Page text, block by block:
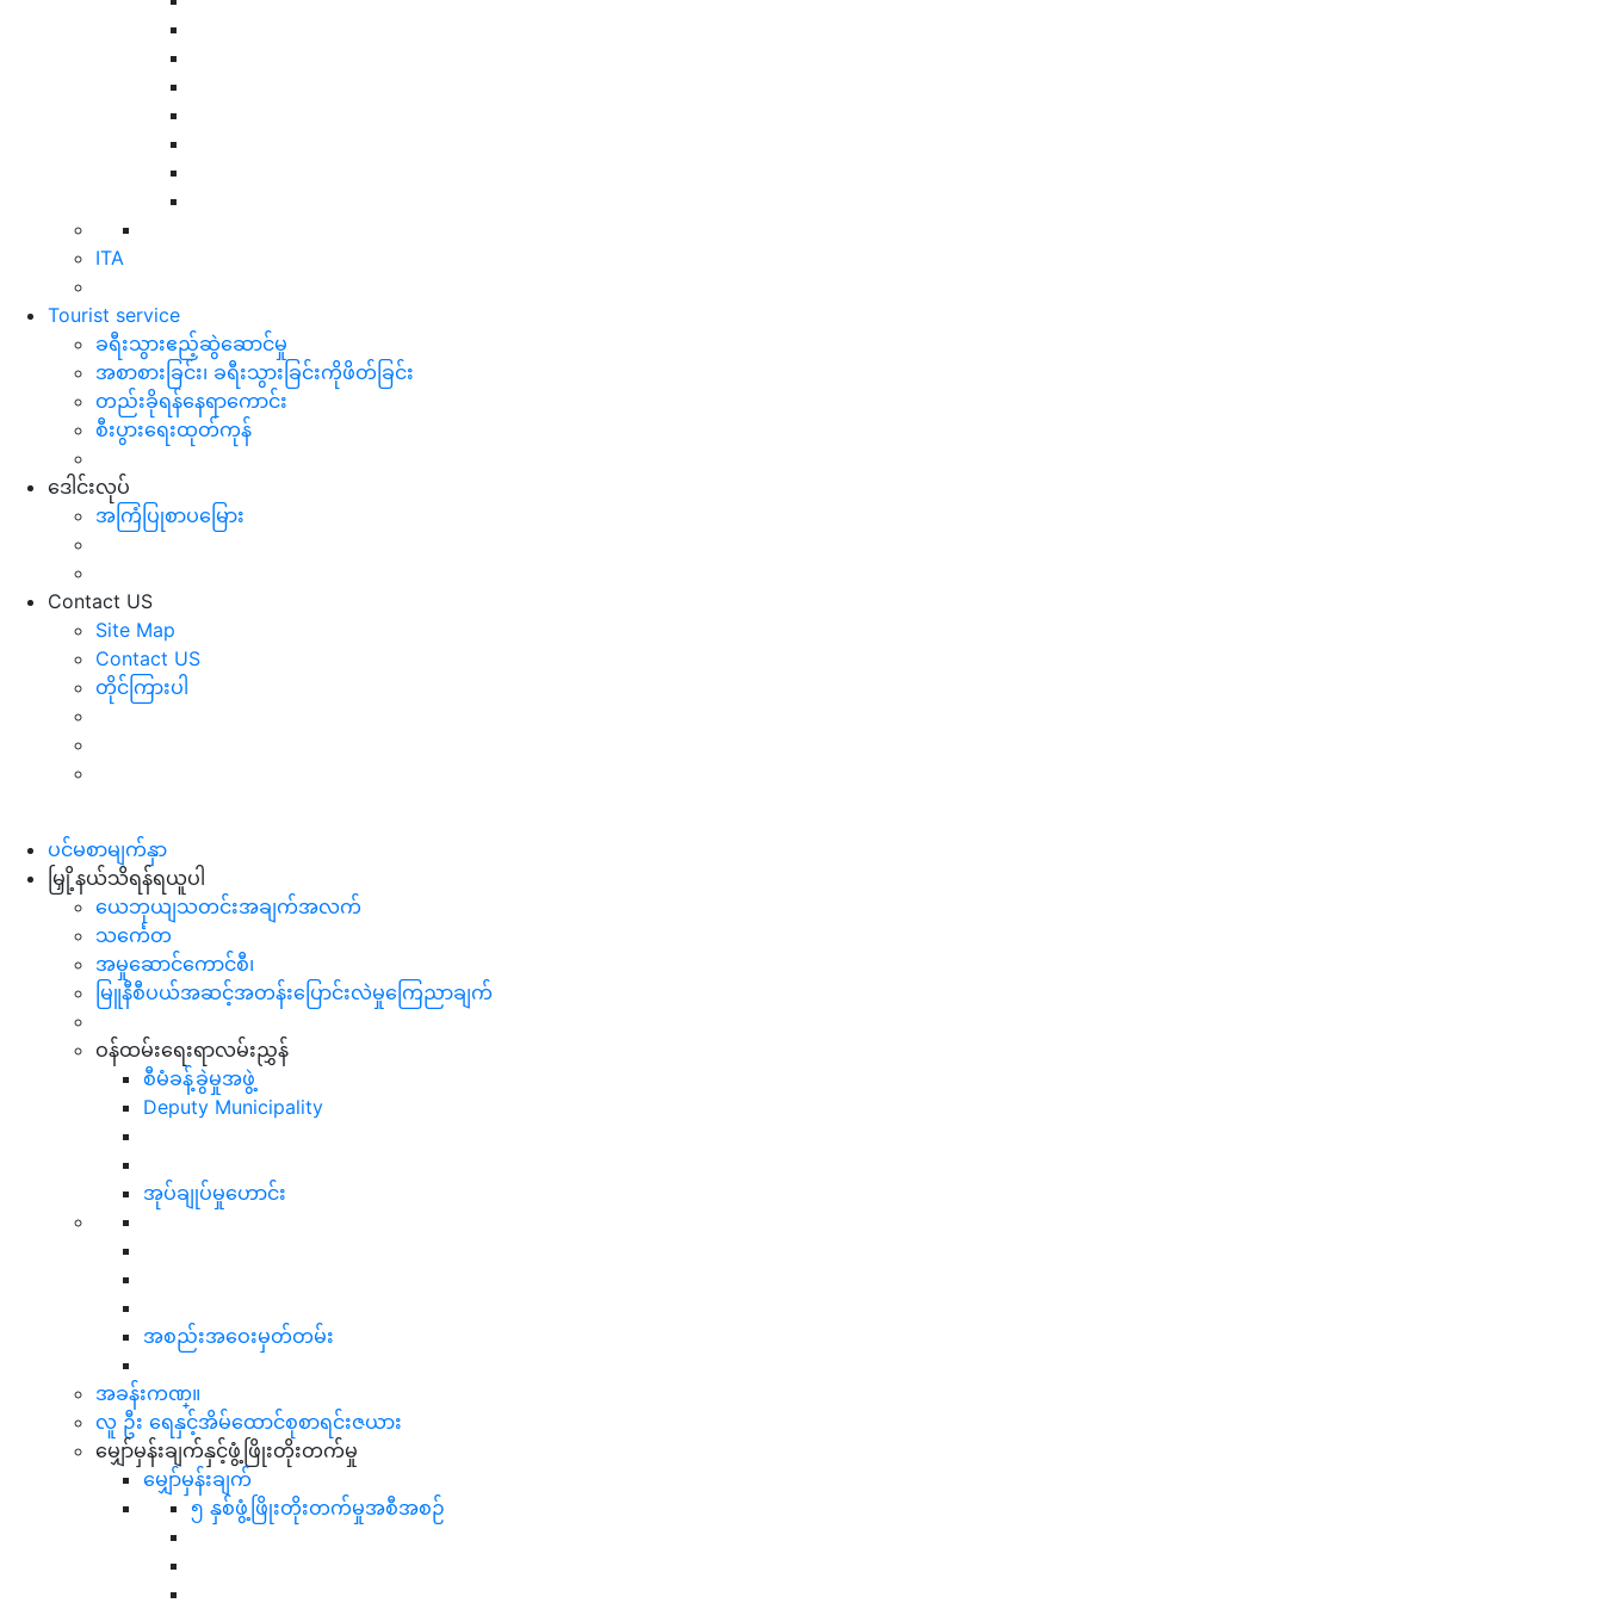
ITA
Tourist service
ခရီးသွားဧည့်ဆွဲဆောင်မှု
အစာစားခြင်း၊ ခရီးသွားခြင်းကိုဖိတ်ခြင်း
တည်းခိုရန်နေရာကောင်း
စီးပွားရေးထုတ်ကုန်
ဒေါင်းလုပ်
အကြံပြုစာပမြေား
Contact US
Site Map
Contact US
တိုင်ကြားပါ
ပင်မစာမျက်နှာ
မြှို့နယ်သိရန်ရယူပါ
ယေဘုယျသတင်းအချက်အလက်
သင်္ကေတ
အမှုဆောင်ကောင်စီ၊
မြူနီစီပယ်အဆင့်အတန်းပြောင်းလဲမှုကြေညာချက်
ဝန်ထမ်းရေးရာလမ်းညွှန်
စီမံခန့်ခွဲမှုအဖွဲ့
Deputy Municipality
အုပ်ချုပ်မှုဟောင်း
အစည်းအဝေးမှတ်တမ်း
အခန်းကဏ္။
လူ ဦး ရေနှင့်အိမ်ထောင်စုစာရင်းဇယား
မျှော်မှန်းချက်နှင့်ဖွံ့ဖြိုးတိုးတက်မှု
မျှော်မှန်းချက်
၅ နှစ်ဖွံ့ဖြိုးတိုးတက်မှုအစီအစဉ်